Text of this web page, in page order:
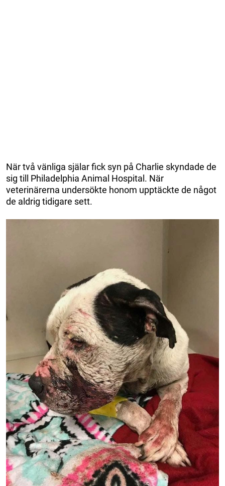
När två vänliga själar fick syn på Charlie skyndade de
sig till Philadelphia Animal Hospital. När
veterinärerna undersökte honom upptäckte de något
de aldrig tidigare sett.